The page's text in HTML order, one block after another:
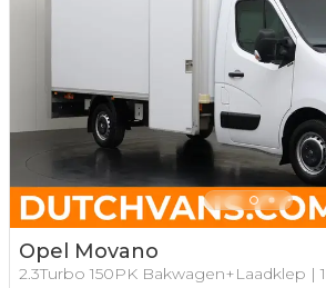
Opel Movano